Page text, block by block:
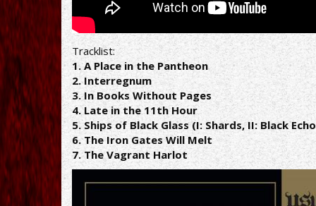
Tracklist:
1. A Place in the Pantheon
2. Interregnum
3. In Books Without Pages
4. Late in the 11th Hour
5. Ships of Black Glass (I: Shards, II: Black
6. The Iron Gates Will Melt
7. The Vagrant Harlot